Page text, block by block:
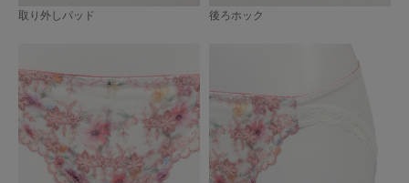
取り外しパッド 後ろホック